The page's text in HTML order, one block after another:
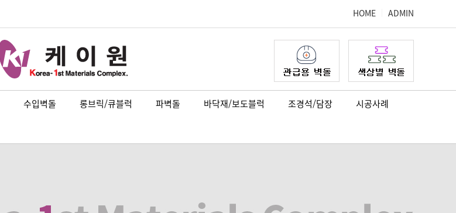
HOME ADMIN
수입벽돌 롱브릭/큐블럭 파벽돌 바닥재/보도블럭 조경석/담장 시공사례